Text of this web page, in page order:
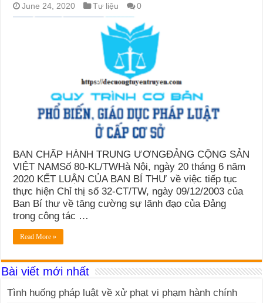
June 24, 2020 Tư liệu 0
BAN CHẤP HÀNH TRUNG ƯƠNGĐẢNG CỘNG SẢN
VIỆT NAMSố 80-KL/TWHà Nội, ngày 20 tháng 6 năm
2020 KẾT LUẬN CỦA BAN BÍ THƯ về việc tiếp tục
thực hiện Chỉ thị số 32-CT/TW, ngày 09/12/2003 của
Ban Bí thư về tăng cường sự lãnh đạo của Đảng
trong công tác …
Read More »
Bài viết mới nhất
Tình huống pháp luật về xử phạt vi phạm hành chính